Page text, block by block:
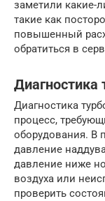
заметили какие-
такие как
повышенный
обратиться в
Диагностика
Диагностика
процесс,
оборудования. В
давление
давление ниже
воздуха или
проверить